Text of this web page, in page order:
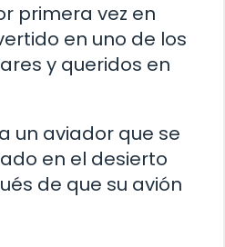
primera vez en
en uno de los
y queridos en
un aviador que se
en el desierto
de que su avión